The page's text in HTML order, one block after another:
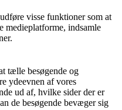
visse funktioner som at
medieplatforme, indsamle
tælle besøgende og
ydeevnen af vores
ud af, hvilke sider der er
de besøgende bevæger sig